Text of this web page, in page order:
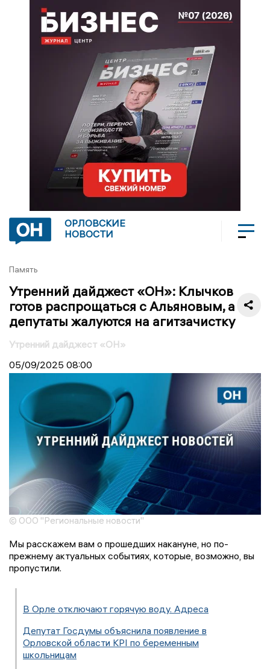
ОРЛОВСКИЕ
НОВОСТИ
Память
Утренний дайджест «ОН»: Клычков
готов распрощаться с Альяновым, а
депутаты жалуются на агитзачистку
Утренний дайджест «ОН»
05/09/2025 08:00
© ООО "Региональные новости"
Мы расскажем вам о прошедших накануне, но по-
прежнему актуальных событиях, которые, возможно, вы
пропустили.
В Орле отключают горячую воду. Адреса
Депутат Госдумы объяснила появление в
Орловской области KPI по беременным
школьницам